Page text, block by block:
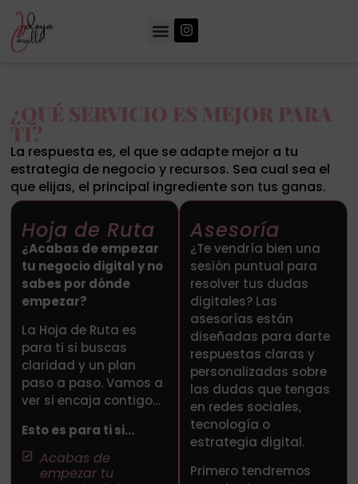
¿QUÉ SERVICIO ES MEJOR PARA
TI?
La respuesta es, el que se adapte mejor a tu
estrategia de negocio y recursos. Sea cual sea el
que elijas, el principal ingrediente son tus ganas.
Hoja de Ruta
¿Acabas de empezar
tu negocio digital y no
sabes por dónde
empezar?
La Hoja de Ruta es
para ti si buscas
claridad y un plan
paso a paso. Vamos a
ver si encaja contigo…
Esto es para ti si…
Acabas de
empezar tu
Asesoría
¿Te vendría bien una
sesión puntual para
resolver tus dudas
digitales? Las
asesorías están
diseñadas para darte
respuestas claras y
personalizadas sobre
las dudas que tengas
en redes sociales,
tecnología o
estrategia digital.
Primero tendremos